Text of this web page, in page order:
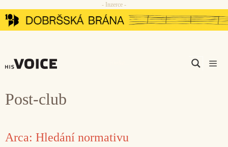
Přeskočit
na
- Inzerce -
Post-club
Arca: Hledání normativu